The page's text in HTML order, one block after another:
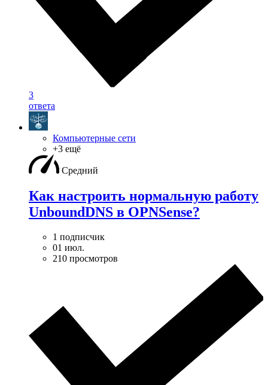
3
ответа
Компьютерные сети
+3 ещё
Средний
Как настроить нормальную работу
UnboundDNS в OPNSense?
1 подписчик
01 июл.
210 просмотров